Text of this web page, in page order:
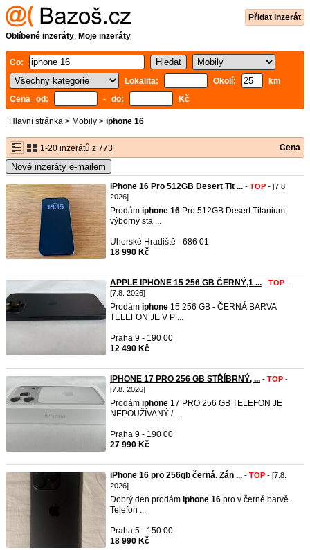
Přidat inzerát
Oblíbené inzeráty, Moje inzeráty
Co:
Lokalita:
Okolí:
km
Cena od:
- do: Kč
Hlavní stránka > Mobily > iphone 16
1-20 inzerátů z 773 Cena
Nové inzeráty e-mailem
iPhone 16 Pro 512GB Desert Tit ... - TOP - [7.8.
2026]
Prodám iphone 16 Pro 512GB Desert Titanium,
výborný sta ...
Uherské Hradiště - 686 01
18 990 Kč
APPLE IPHONE 15 256 GB ČERNÝ,1 ... - TOP -
[7.8. 2026]
Prodám iphone 15 256 GB - ČERNÁ BARVA
TELEFON JE V P ...
Praha 9 - 190 00
12 490 Kč
IPHONE 17 PRO 256 GB STŘÍBRNÝ, ... - TOP -
[7.8. 2026]
Prodám iphone 17 PRO 256 GB TELEFON JE
NEPOUŽÍVANÝ / ...
Praha 9 - 190 00
27 990 Kč
iPhone 16 pro 256gb černá. Zán ... - TOP - [7.8.
2026]
Dobrý den prodám iphone 16 pro v černé barvě .
Telefon ...
Praha 5 - 150 00
18 990 Kč